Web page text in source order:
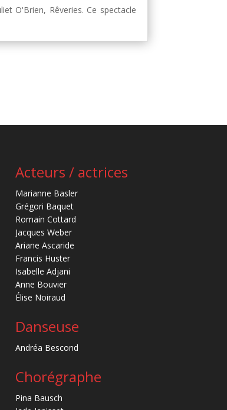
O'Brien, Rêveries. Ce spectacle
Acteurs / actrices
Marianne Basler
Grégori Baquet
Romain Cottard
Jacques Weber
Ariane Ascaride
Francis Huster
Isabelle Adjani
Anne Bouvier
Élise Noiraud
Danseuse
Andréa Bescond
Chorégraphe
Pina Bausch